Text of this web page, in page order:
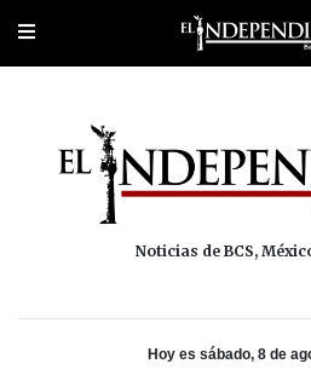
Portada Los Cabos
Noticias de BCS,
Hoy es sábado, 8 de